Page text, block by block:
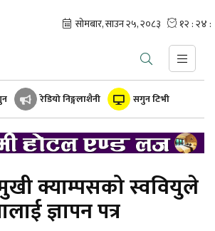
रेडियो निङ्गलाशैनी सगुन टिभी
क्याम्पसको स्ववियुले
ज्ञापन पत्र